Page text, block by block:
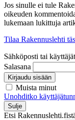
Jos sinulle ei tule
oikeuden
lukemaan lukittuja
Tilaa Rakennuslehti
Sähköposti tai
Salasana
Kirjaudu sisään
Muista minut
Unohditko
Sulje
Etsi